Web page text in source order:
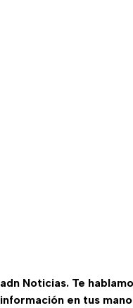
adn Noticias. Te
información en tus